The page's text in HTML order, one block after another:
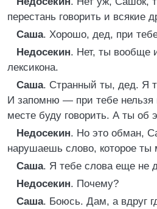
перестань говорить и всякие
Саша. Хорошо, дед, при
Недосекин. Нет, ты вообще
лексикона.
Саша. Странный ты, дед. Я
И запомню — при тебе нельзя
месте буду говорить. А ты об
Недосекин. Но это обман,
нарушаешь слово, которое ты
Саша. Я тебе слова еще не
Недосекин. Почему?
Саша. Боюсь. Дам, а вдруг